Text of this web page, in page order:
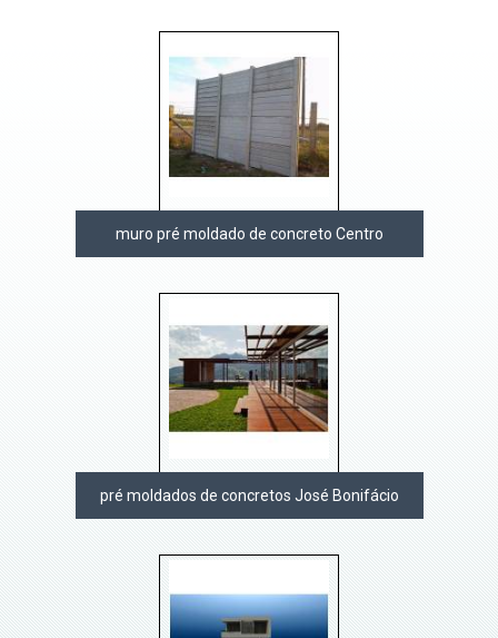
muro pré moldado de concreto Centro
pré moldados de concretos José Bonifácio